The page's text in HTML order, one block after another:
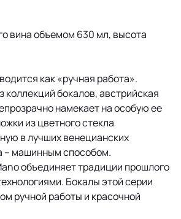
вина объемом 630 мл, высота
как «ручная работа».
коллекций бокалов, австрийская
намекает на особую ее
из цветного стекла
в лучших венецианских
– машинным способом.
объединяет традиции прошлого
Бокалы этой серии
ручной работы и красочной